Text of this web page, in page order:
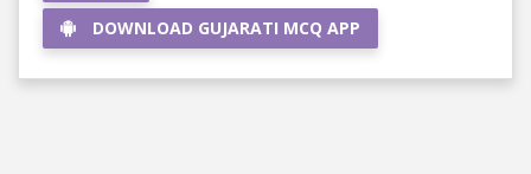
DOWNLOAD GUJARATI MCQ APP